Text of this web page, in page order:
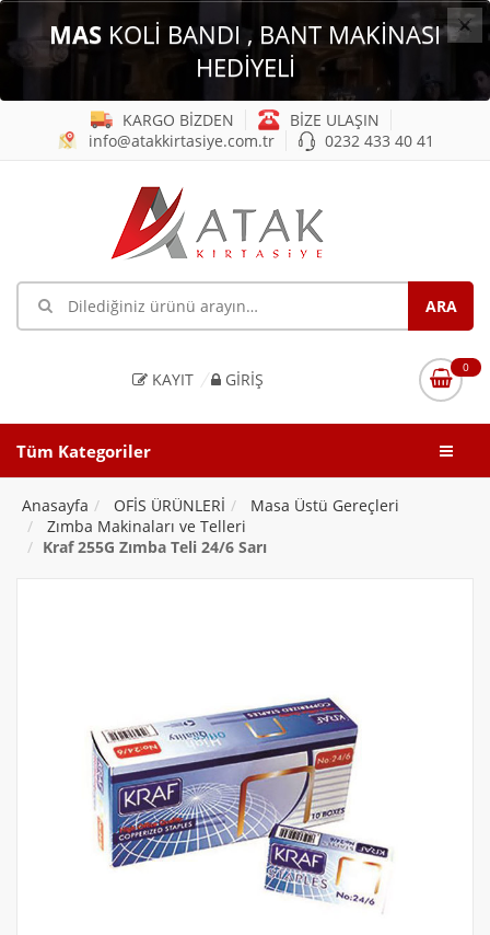
×
MAS KOLİ BANDI , BANT MAKİNASI
HEDİYELİ
KARGO BİZDEN
BİZE ULAŞIN
info@atakkirtasiye.com.tr
0232 433 40 41
KAYIT GIRIŞ
0
Tüm Kategoriler
Anasayfa OFİS ÜRÜNLERİ
Masa Üstü Gereçleri
Zımba Makinaları ve Telleri
Kraf 255G Zımba Teli 24/6 Sarı